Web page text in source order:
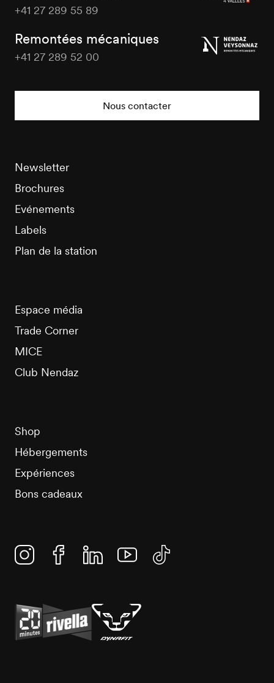
+41 27 289 55 89
Remontées mécaniques
+41 27 289 52 00
Nous contacter
Newsletter
Brochures
Evénements
Labels
Plan de la station
Espace média
Trade Corner
MICE
Club Nendaz
Shop
Hébergements
Expériences
Bons cadeaux